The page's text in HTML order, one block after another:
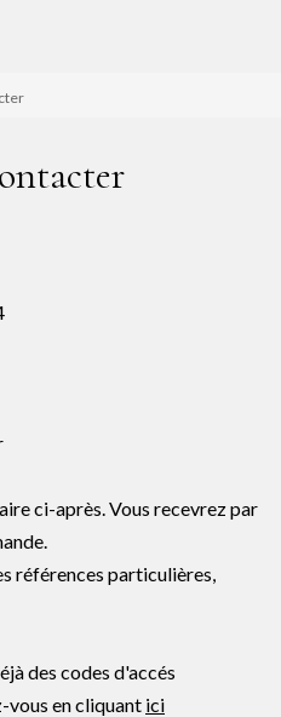
location
AGENCE
actu
ci-après. Vous recevrez par
références particulières,
des codes d'accés
vous en cliquant ici